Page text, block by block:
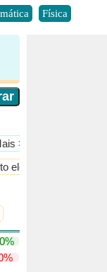
Física
>>
elétrico